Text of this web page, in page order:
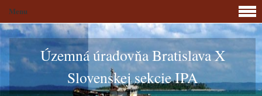
Územná úradovňa Bratislava X
Slovenskej sekcie IPA
Menu